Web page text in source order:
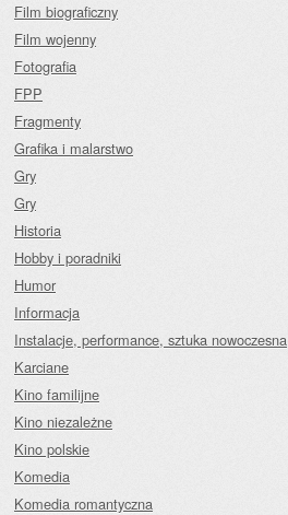
Film biograficzny
Film wojenny
Fotografia
FPP
Fragmenty
Grafika i malarstwo
Gry
Gry
Historia
Hobby i poradniki
Humor
Informacja
Instalacje, performance, sztuka nowoczesna
Karciane
Kino familijne
Kino niezależne
Kino polskie
Komedia
Komedia romantyczna